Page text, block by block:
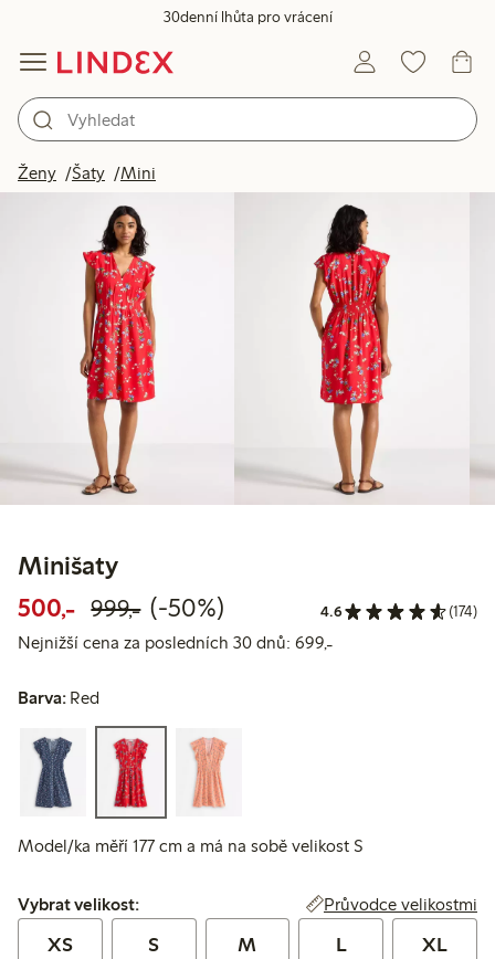
30denní lhůta pro vrácení
Ženy Šaty Mini
Minišaty
500,- Snížená cena: 500,00 Kč
999,-Běžná cena: 999,00 Kč
50% sleva
(-50%) 4.6 (174)
Nejnižší cena za posledních 30 dnů: 699,-Nejnižší cena za
Barva: Red
Model/ka měří 177 cm a má na sobě velikost S
Vybrat velikost:
Vybrat velikost: Průvodce velikostmi
XS S M L XL